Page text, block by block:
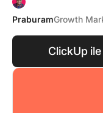
PraburamGrowth
ClickUp